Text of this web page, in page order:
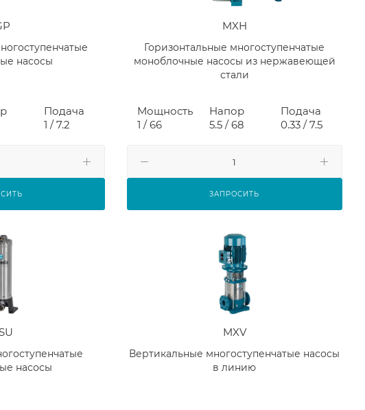
насосы
Подача
1 / 7.2
MXH
Горизонтальные многоступенчатые
моноблочные насосы из нержавеющей
стали
Мощность
1 / 66
Напор
5.5 / 68
Подача
0.33 / 7.5
ЗАПРОСИТЬ
насосы
MXV
Вертикальные многоступенчатые насосы
в линию